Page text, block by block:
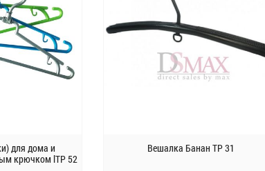
для дома и
крючком lTP 52
Вешалка Банан ТР 31